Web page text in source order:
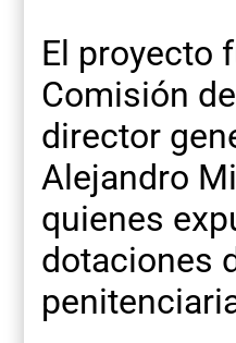
El proyecto
Comisión
director
Alejandro
quienes
dotaciones